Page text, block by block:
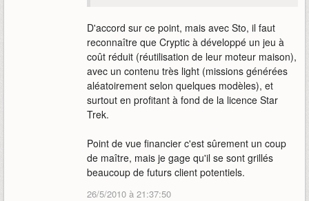
D'accord sur ce point, mais avec Sto, il faut
reconnaître que Cryptic à développé un jeu à
coût réduit (réutilisation de leur moteur maison),
avec un contenu très light (missions générées
aléatoirement selon quelques modèles), et
surtout en profitant à fond de la licence Star
Trek.
Point de vue financier c'est sûrement un coup
de maître, mais je gage qu'il se sont grillés
beaucoup de futurs client potentiels.
26/5/2010 à 21:37:50